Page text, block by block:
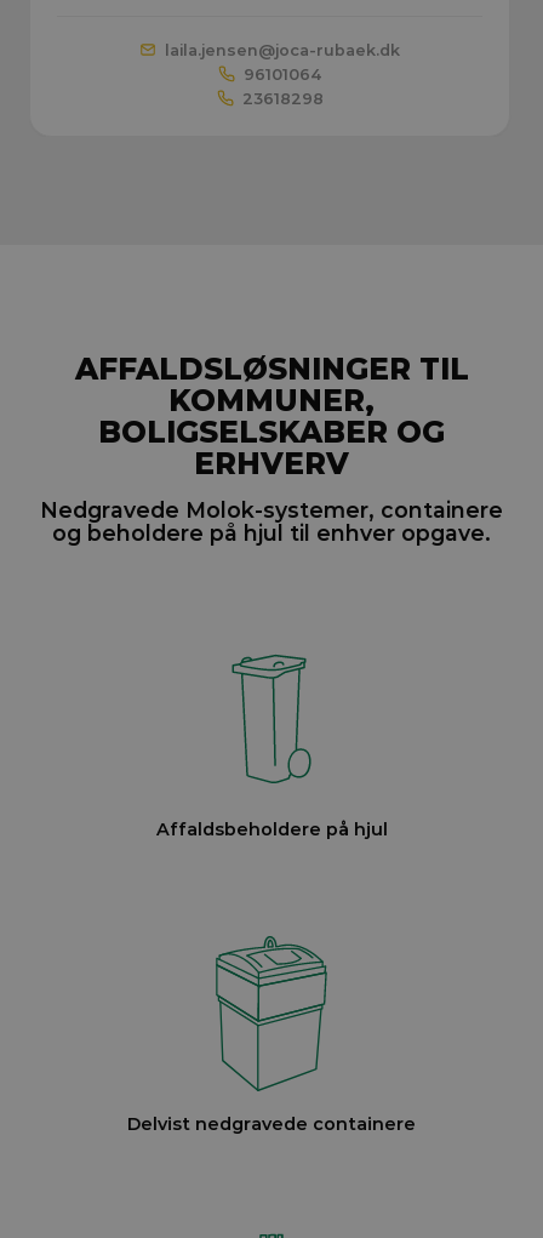
laila.jensen@joca-rubaek.dk
96101064
23618298
AFFALDSLØSNINGER TIL
KOMMUNER,
BOLIGSELSKABER OG
ERHVERV
Nedgravede Molok-systemer, containere
og beholdere på hjul til enhver opgave.
Affaldsbeholdere på hjul
Delvist nedgravede containere